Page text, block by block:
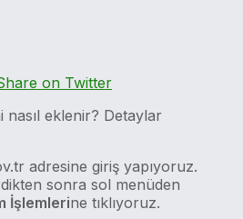
on Twitter
eklenir? Detaylar
adresine giriş yapıyoruz.
sonra sol menüden
İşlemlerine tıklıyoruz.